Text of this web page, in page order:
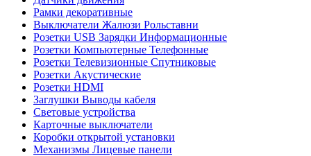
Рамки декоративные
Выключатели Жалюзи Рольставни
Розетки USB Зарядки Информационные
Розетки Компьютерные Телефонные
Розетки Телевизионные Спутниковые
Розетки Акустические
Розетки HDMI
Заглушки Выводы кабеля
Световые устройства
Карточные выключатели
Коробки открытой установки
Механизмы Лицевые панели